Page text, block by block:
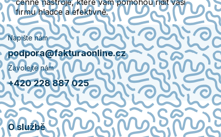
cenné nástroje, které vám pomohou řídit vaši
firmu hladce a efektivně.
Napište nám
podpora@fakturaonline.cz
Zavolejte nám
+420 228 887 025
O službě